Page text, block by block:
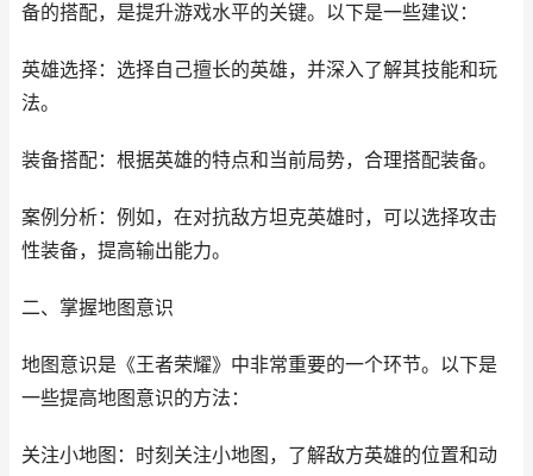
备的搭配，是提升游戏水平的关键。以下是一些建议：
英雄选择：选择自己擅长的英雄，并深入了解其技能和玩
法。
装备搭配：根据英雄的特点和当前局势，合理搭配装备。
案例分析：例如，在对抗敌方坦克英雄时，可以选择攻击
性装备，提高输出能力。
二、掌握地图意识
地图意识是《王者荣耀》中非常重要的一个环节。以下是
一些提高地图意识的方法：
关注小地图：时刻关注小地图，了解敌方英雄的位置和动